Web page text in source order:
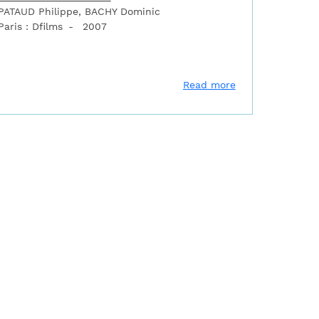
et le Morvan
Philippe, BACHY Dominic
: Dfilms
2007
Read moreabout Vauban le